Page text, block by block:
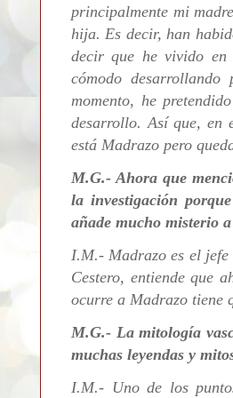
principalmente mi
hija. Es decir, han
decir que he vivido
cómodo
momento, he
desarrollo. Así que, en
está Madrazo pero
M.G.- Ahora que
la investigación
añade mucho misterio
I.M.- Madrazo es el jefe
Cestero, entiende que
ocurre a Madrazo tiene
M.G.- La mitología
muchas leyendas y
I.M.- Uno de los